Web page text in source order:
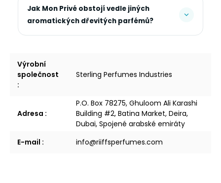
Jak Mon Privé obstojí vedle jiných
aromatických dřevitých parfémů?
Výrobní
společnost
:
Sterling Perfumes Industries
Adresa :
P.O. Box 78275, Ghuloom Ali Karashi
Building #2, Batina Market, Deira,
Dubai, Spojené arabské emiráty
E-mail : info@riiffsperfumes.com